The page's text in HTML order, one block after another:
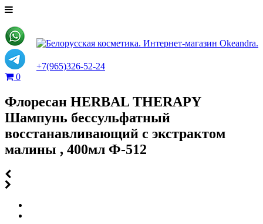
+7(965)326-52-24
0
Флоресан HERBAL THERAPY
Шампунь бессульфатный
восстанавливающий с экстрактом
малины , 400мл Ф-512